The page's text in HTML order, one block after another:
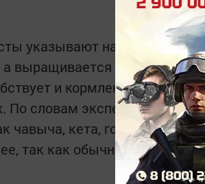
указывают на то, что
а выращивается на
и кормление
По словам экспертов, более
чавыча, кета, горбуша,
так как обычно